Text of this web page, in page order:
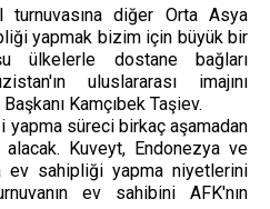
turnuvasına diğer Orta Asya
yapmak bizim için büyük bir
ülkelerle dostane bağları
uluslararası imajını
Kamçıbek Taşiev.
yapma süreci birkaç aşamadan
Kuveyt, Endonezya ve
ev sahipliği yapma niyetlerini
ev sahibini AFK'nın